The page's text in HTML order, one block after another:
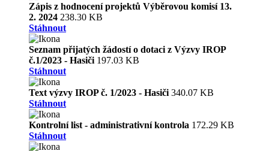
Zápis z hodnocení projektů Výběrovou komisí 13.
2. 2024 238.30 KB
Stáhnout
Seznam přijatých žádostí o dotaci z Výzvy IROP
č.1/2023 - Hasiči 197.03 KB
Stáhnout
Text výzvy IROP č. 1/2023 - Hasiči 340.07 KB
Stáhnout
Kontrolní list - administrativní kontrola 172.29 KB
Stáhnout